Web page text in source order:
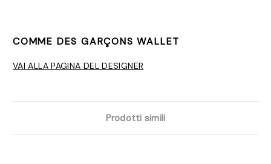
COMME DES GARÇONS WALLET
VAI ALLA PAGINA DEL DESIGNER
Prodotti simili